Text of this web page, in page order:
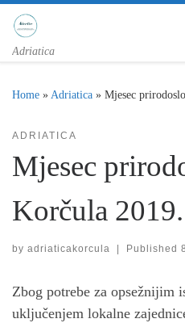
Skip to content
Adriatica
Home »Adriatica » Mjesec
ADRIATICA
Mjesec
Korčula 2019.
by adriaticakorcula Published
Zbog potrebe za opsežnijim
uključenjem lokalne